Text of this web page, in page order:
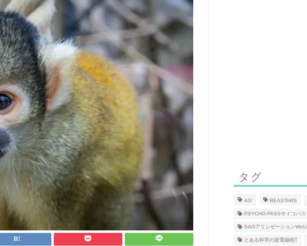
タグ
A3! BEASTARS
PSYCHO-PASSサイコパス
SAOアリシゼーションWoU
とある科学の超電磁砲T